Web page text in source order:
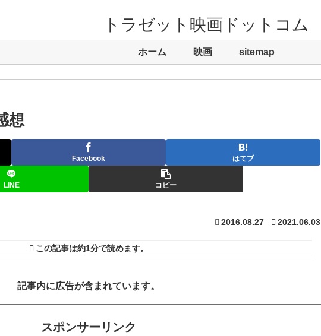
トラゼット映画ドットコム
ホーム 映画 sitemap
想
Facebook はてブ
LINE コピー
2016.08.27 2021.06.03
この記事は約1分で読めます。
記事内に広告が含まれています。
スポンサーリンク